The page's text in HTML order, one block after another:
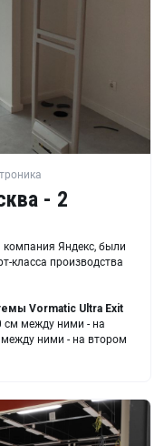
- 2
компания Яндекс, были
класса производства
Vormatic Ultra Exit
см между ними - на
ними - на втором